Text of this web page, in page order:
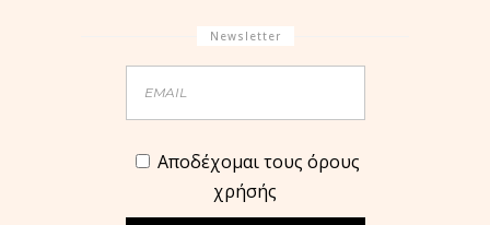
Newsletter
Aποδέχομαι τους όρους
χρήσής